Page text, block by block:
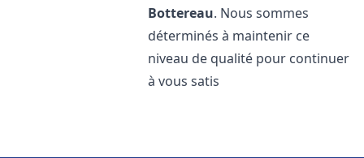
Bottereau. Nous sommes
déterminés à maintenir ce
niveau de qualité pour continuer
à vous satis